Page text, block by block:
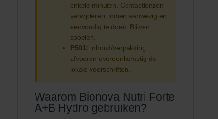
enkele minuten. Contactlenzen
verwijderen, indien aanwezig en
eenvoudig te doen. Blijven
spoelen.
P501: Inhoud/verpakking
afvoeren overeenkomstig de
lokale voorschriften.
Waarom Bionova Nutri Forte
A+B Hydro gebruiken?